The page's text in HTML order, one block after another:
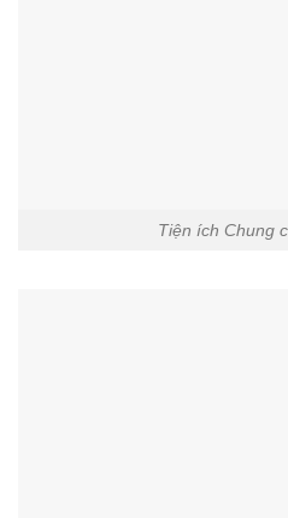
Tiện ích Chung